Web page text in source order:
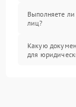
Выполняете
лиц?
Какую
для